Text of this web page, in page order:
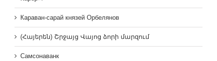
Караван-сарай князей Орбелянов
(Հայերեն) Շրջայց Վայոց ձորի մարզում
Самсонаванк